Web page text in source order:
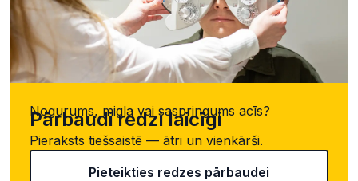
Nogurums, migla vai saspringums acīs?
Pārbaudi redzi laicīgi
Pieraksts tiešsaistē — ātri un vienkārši.
Pieteikties redzes pārbaudei